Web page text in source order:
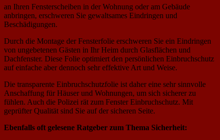
an Ihren Fensterscheiben in der Wohnung oder am Gebäude
anbringen, erschweren Sie gewaltsames Eindringen und
Beschädigungen.
Durch die Montage der Fensterfolie erschweren Sie ein Eindringen
von ungebetenen Gästen in Ihr Heim durch Glasflächen und
Dachfenster. Diese Folie optimiert den persönlichen Einbruchschutz
auf einfache aber dennoch sehr effektive Art und Weise.
Die transparente Einbruchschutzfolie ist daher eine sehr sinnvolle
Anschaffung für Häuser und Wohnungen, um sich sicherer zu
fühlen. Auch die Polizei rät zum Fenster Einbruchschutz. Mit
geprüfter Qualität sind Sie auf der sicheren Seite.
Ebenfalls oft gelesene Ratgeber zum Thema Sicherheit: